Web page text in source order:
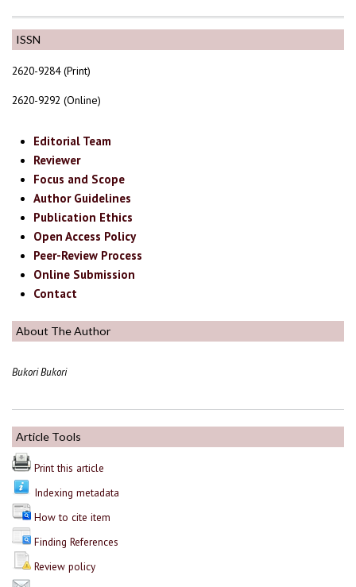
ISSN
2620-9284 (Print)
2620-9292 (Online)
Editorial Team
Reviewer
Focus and Scope
Author Guidelines
Publication Ethics
Open Access Policy
Peer-Review Process
Online Submission
Contact
About The Author
Bukori Bukori
Article Tools
Print this article
Indexing metadata
How to cite item
Finding References
Review policy